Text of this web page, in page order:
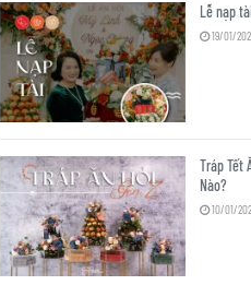
Lễ nạp
19/01/
Tráp Tết
Nào?
10/01/